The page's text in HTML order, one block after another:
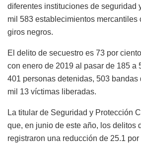
diferentes instituciones de seguridad
mil 583 establecimientos mercantiles
giros negros.
El delito de secuestro es 73 por
con enero de 2019 al pasar de 185 a
401 personas detenidas, 503
mil 13 víctimas liberadas.
La titular de Seguridad y Protección
que, en junio de este año, los delitos
registraron una reducción de 25.1